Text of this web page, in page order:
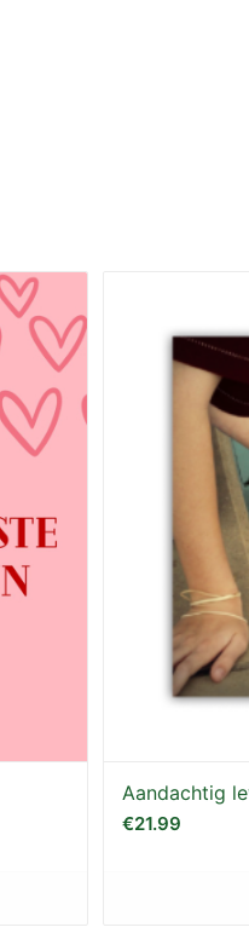
Aandachtig
€21.99